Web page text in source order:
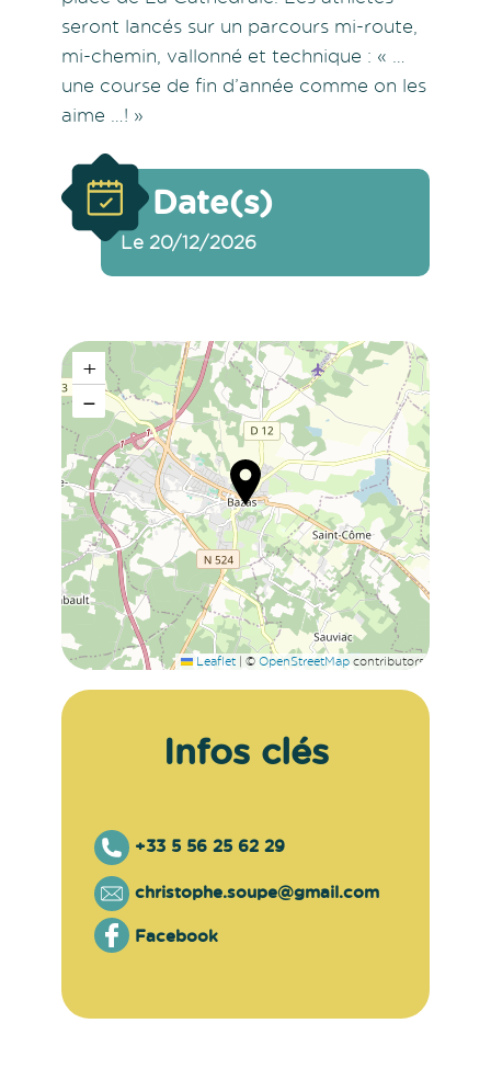
seront lancés sur un parcours mi-route,
mi-chemin, vallonné et technique : « …
une course de fin d’année comme on les
aime …! »
Date(s)
Le 20/12/2026
+
−
Leaflet | © OpenStreetMap contributors
Infos clés
+33 5 56 25 62 29
christophe.soupe@gmail.com
Facebook